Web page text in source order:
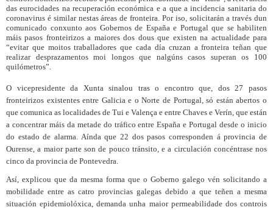
das eurocidades na recuperación económica e a que a incidencia sanitaria do
coronavirus é similar nestas áreas de fronteira. Por iso, solicitarán a través dun
comunicado conxunto aos Gobernos de España e Portugal que se habiliten
máis pasos fronteirizos a maiores dos dous que existen na actualidade para
“evitar que moitos traballadores que cada día cruzan a fronteira teñan que
realizar desprazamentos moi longos que nalgúns casos superan os 100
quilómetros”.
O vicepresidente da Xunta sinalou tras o encontro que, dos 27 pasos
fronteirizos existentes entre Galicia e o Norte de Portugal, só están abertos o
que comunica as localidades de Tui e Valença e entre Chaves e Verín, que están
a concentrar máis da metade do tráfico entre España e Portugal desde o inicio
do estado de alarma. Aínda que 22 dos pasos corresponden á provincia de
Ourense, a maior parte son de pouco tránsito, e a circulación concéntrase nos
cinco da provincia de Pontevedra.
Así, explicou que da mesma forma que o Goberno galego vén solicitando a
mobilidade entre as catro provincias galegas debido a que teñen a mesma
situación epidemiolóxica, demanda unha maior permeabilidade dos controis